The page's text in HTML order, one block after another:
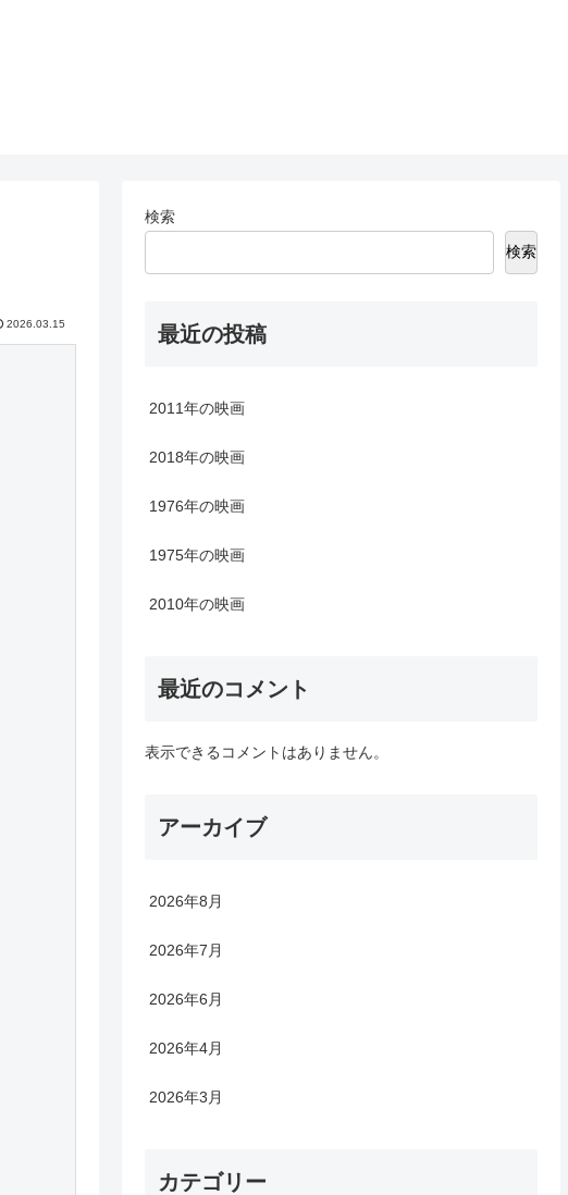
2026.03.15
検索
検索
最近の投稿
2011年の映画
2018年の映画
1976年の映画
1975年の映画
2010年の映画
最近のコメント
表示できるコメントはありません。
アーカイブ
2026年8月
2026年7月
2026年6月
2026年4月
2026年3月
カテゴリー